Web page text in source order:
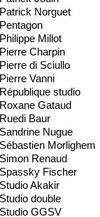
Patrick Norguet
Pentagon
Philippe Millot
Pierre Charpin
Pierre di Sciullo
Pierre Vanni
République studio
Roxane Gataud
Ruedi Baur
Sandrine Nugue
Sébastien Morlighem
Simon Renaud
Spassky Fischer
Studio Akakir
Studio double
Studio GGSV